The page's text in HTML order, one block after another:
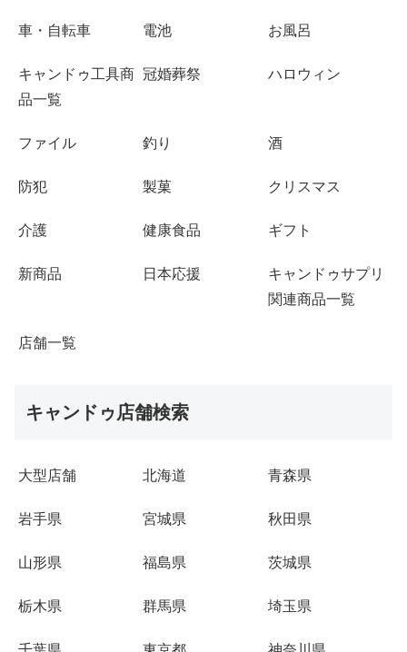
車・自転車 電池 お風呂
キャンドゥ工具商
品一覧
冠婚葬祭 ハロウィン
ファイル 釣り 酒
防犯 製菓 クリスマス
介護 健康食品 ギフト
新商品 日本応援
キャンドゥサプリ
関連商品一覧
店舗一覧
キャンドゥ店舗検索
大型店舗 北海道 青森県
岩手県 宮城県 秋田県
山形県 福島県 茨城県
栃木県 群馬県 埼玉県